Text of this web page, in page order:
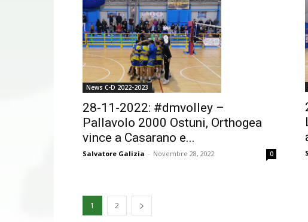
News C-D 2022-2023
28-11-2022: #dmvolley –
Pallavolo 2000 Ostuni, Orthogea
vince a Casarano e...
Salvatore Galizia - Novembre 28, 2022 0
1 2